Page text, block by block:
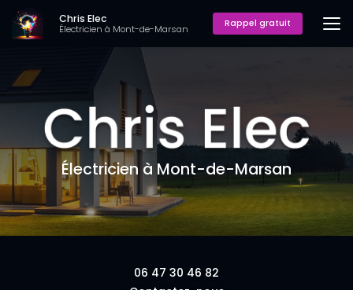
Aller
au
contenu
Chris Elec
Électricien à Mont-de-Marsan Rappel gratuit
Électricien à Mont-de-Marsan
06 47 30 46 82